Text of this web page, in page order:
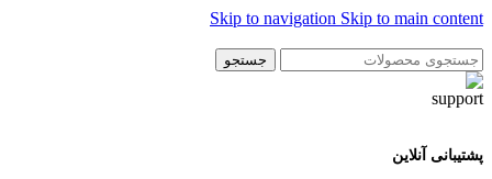
Skip to navigation Skip to main content
جستجو
پشتیبانی آنلاین